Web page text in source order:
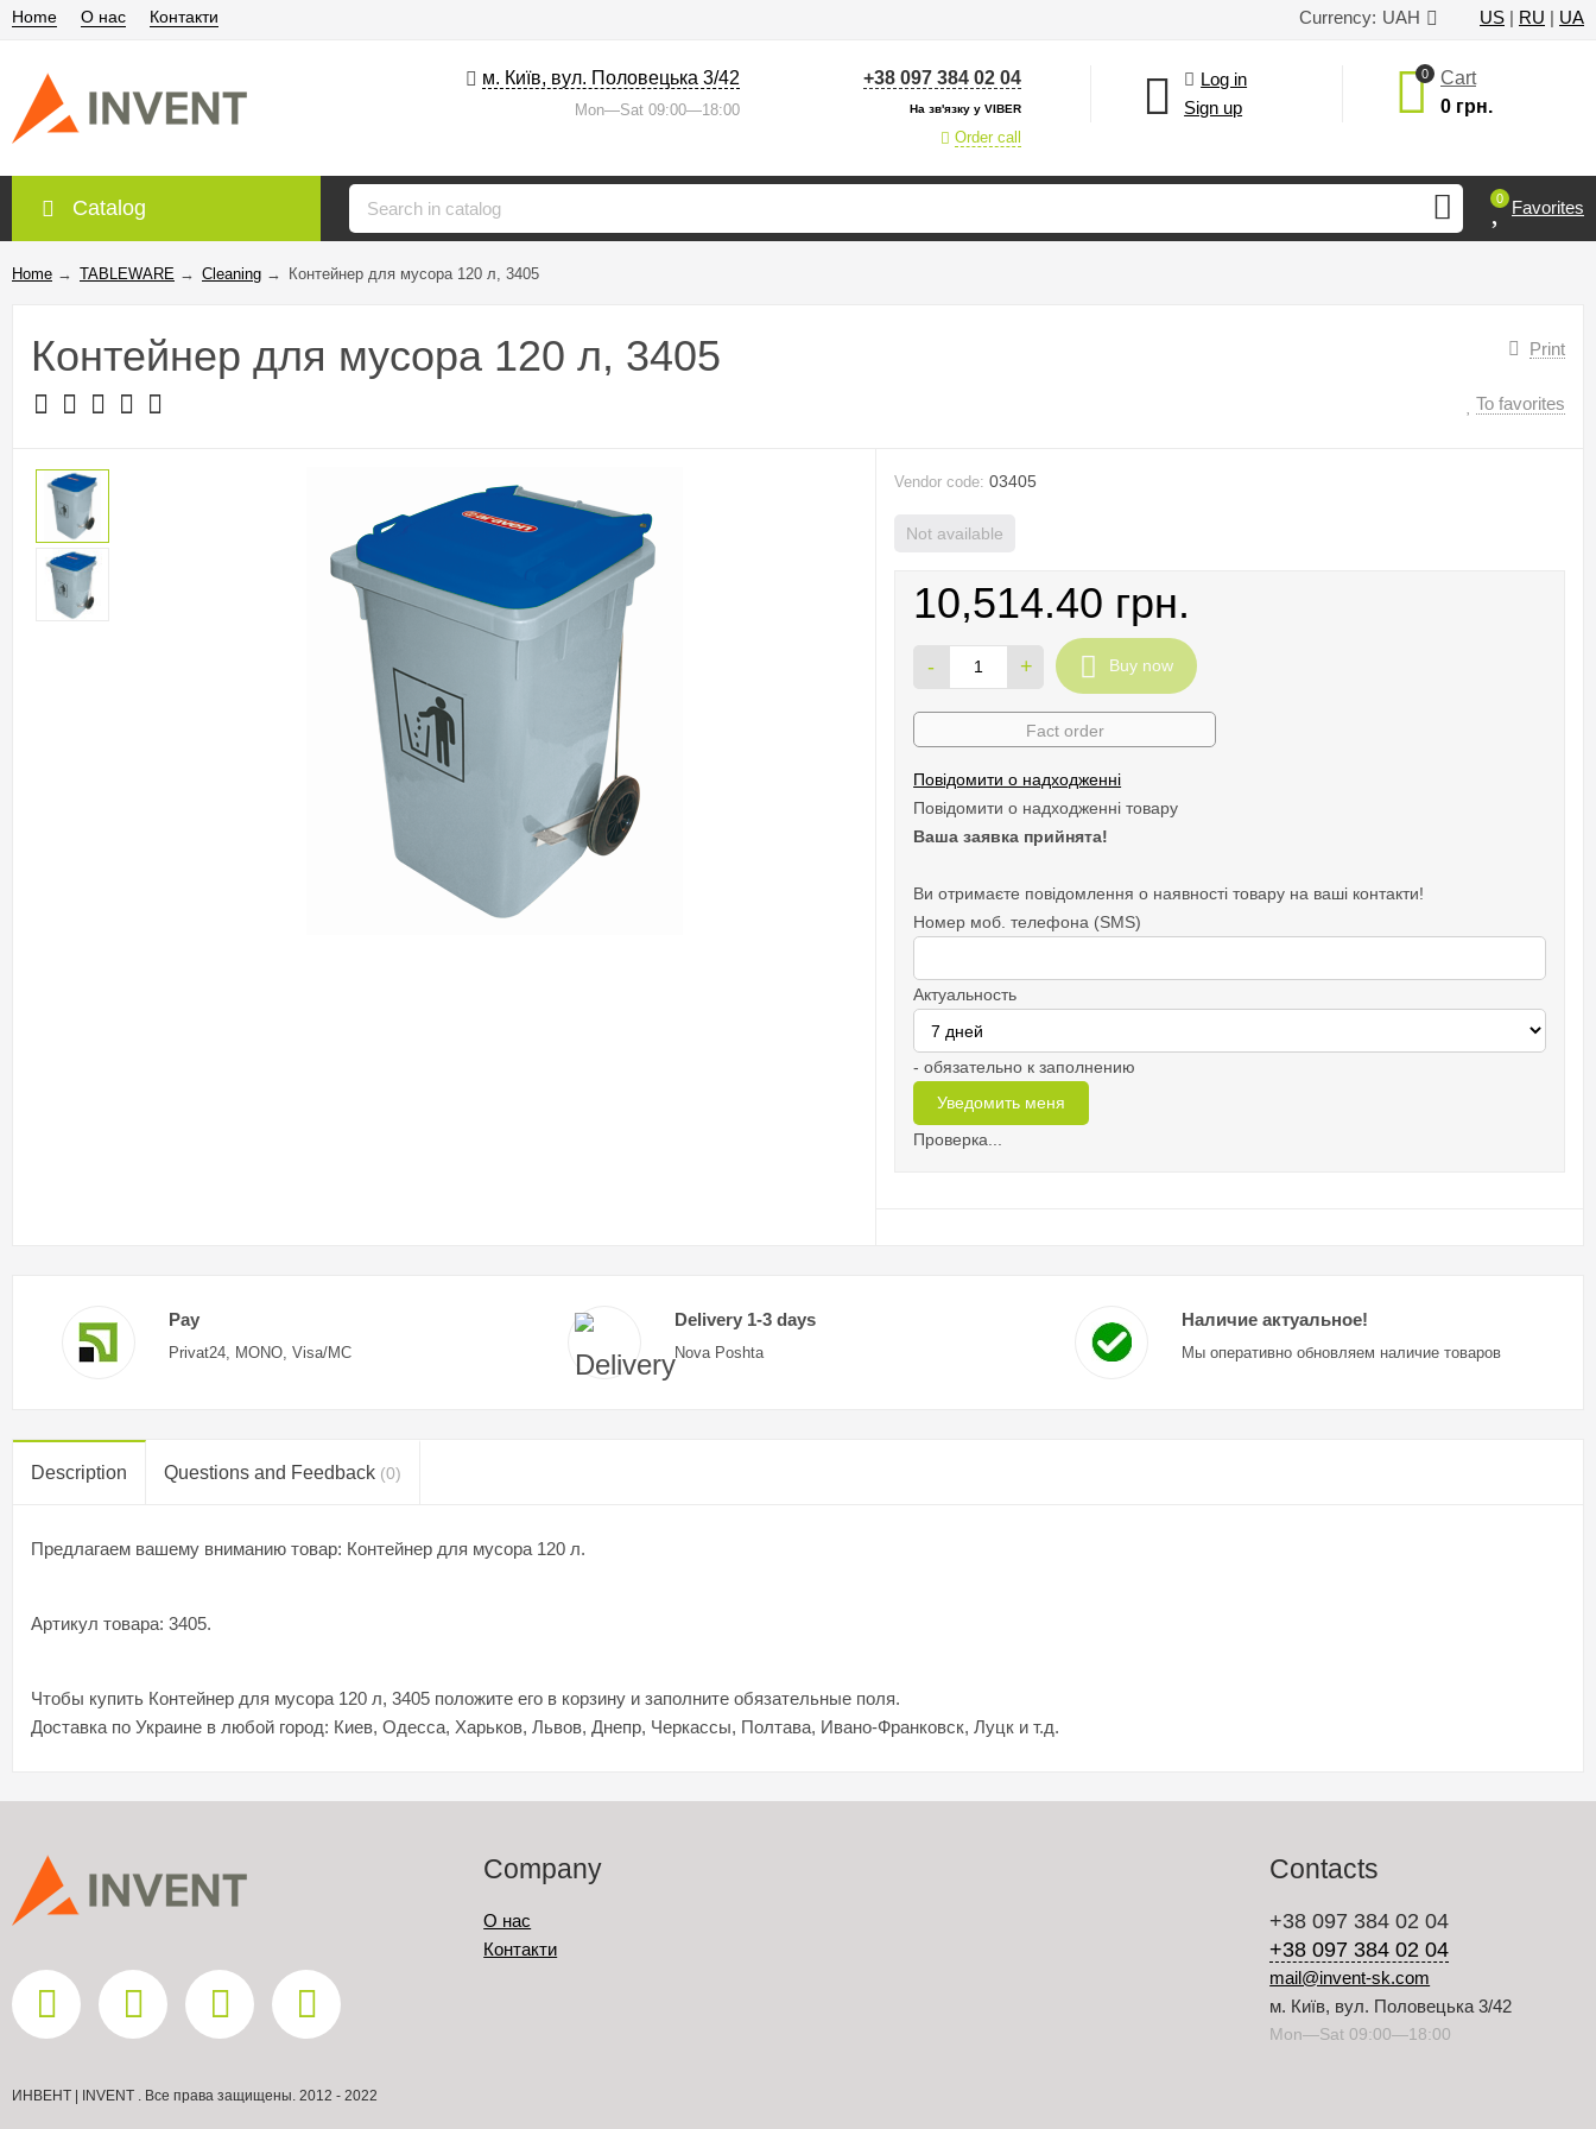
Currency: UAH US | RU | UA
Home О нас Контакти
м. Київ, вул. Половецька 3/42
Mon—Sat 09:00—18:00
+38 097 384 02 04
На зв'язку у VIBER
Order call
Log in
Sign up
0
Cart
0 грн.
Catalog 0 Favorites
Home → TABLEWARE → Сleaning → Контейнер для мусора 120 л, 3405
Print
Контейнер для мусора 120 л, 3405
To favorites
Vendor code: 03405
Not available
10,514.40 грн.
- + Buy now
Fact order
Повідомити о надходженні
Повідомити о надходженні товару
Ваша заявка прийнята!
Ви отримаєте повідомлення о наявності товару на ваші контакти!
Номер моб. телефона (SMS)
Актуальность
- обязательно к заполнению
Проверка...
Pay
Privat24, MONO, Visa/MC
Delivery 1-3 days
Nova Poshta
Наличие актуальное!
Мы оперативно обновляем наличие товаров
Description Questions and Feedback (0)
Предлагаем вашему вниманию товар: Контейнер для мусора 120 л.
Артикул товара: 3405.
Чтобы купить Контейнер для мусора 120 л, 3405 положите его в корзину и заполните обязательные поля.
Доставка по Украине в любой город: Киев, Одесса, Харьков, Львов, Днепр, Черкассы, Полтава, Ивано-Франковск, Луцк и т.д.
Company
О нас
Контакти
Contacts
+38 097 384 02 04
+38 097 384 02 04
mail@invent-sk.com
м. Київ, вул. Половецька 3/42
Mon—Sat 09:00—18:00
ИНВЕНТ | INVENT . Все права защищены. 2012 - 2022